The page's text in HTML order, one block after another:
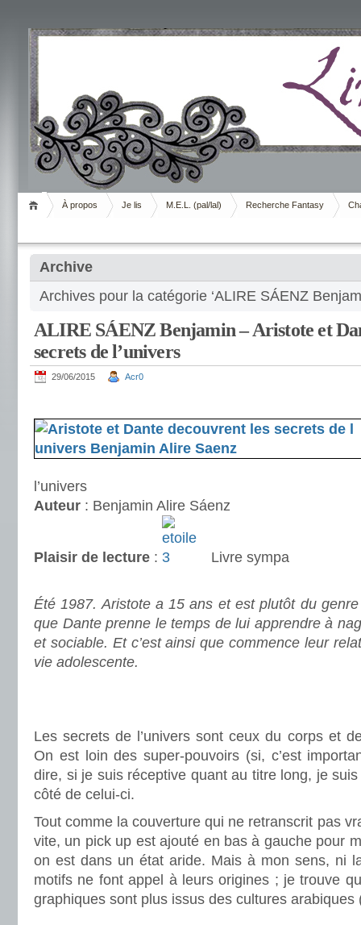
Livrement
À propos Je lis M.E.L. (pal/lal) Recherche Fantasy
Archive
Archives pour la catégorie ‘ALIRE SÁENZ
ALIRE SÁENZ Benjamin – Aristote et
secrets de l’univers
29/06/2015 Acr0
l’univers
Auteur : Benjamin Alire Sáenz
Plaisir de lecture :
Livre sympa
Été 1987. Aristote a 15 ans et est plutôt du
que Dante prenne le temps de lui apprendre à
et sociable. Et c’est ainsi que commence leur
vie adolescente.
Les secrets de l’univers sont ceux du corps et
On est loin des super-pouvoirs (si, c’est
dire, si je suis réceptive quant au titre long, je
côté de celui-ci.
Tout comme la couverture qui ne retranscrit pas
vite, un pick up est ajouté en bas à gauche pour
on est dans un état aride. Mais à mon sens, ni
motifs ne font appel à leurs origines ; je trouve
graphiques sont plus issus des cultures arabiques